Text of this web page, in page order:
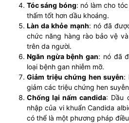
Tóc sáng bóng: nó làm cho
thấm tốt hơn dầu khoáng.
Làn da khỏe mạnh: nó đã
chức năng hàng rào bảo vệ
trên da người.
Ngăn ngừa bệnh gan: nó đã
loại bệnh gan nhiễm mỡ.
Giảm triệu chứng hen suyễn:
giảm các triệu chứng hen
Chống lại nấm candida: Dầu
nhập của vi khuẩn Candida
có thể là một phương pháp